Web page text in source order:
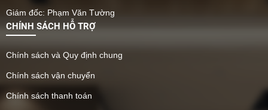
Giám đốc: Phạm Văn Tường
CHÍNH SÁCH HỖ TRỢ
Chính sách và Quy định chung
Chính sách vận chuyển
Chính sách thanh toán